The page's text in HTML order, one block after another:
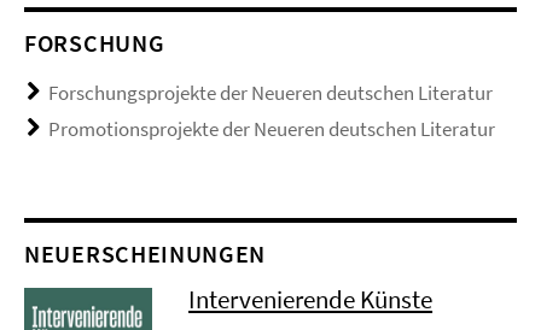
FORSCHUNG
Forschungsprojekte der Neueren deutschen Literatur
Promotionsprojekte der Neueren deutschen Literatur
NEUERSCHEINUNGEN
Intervenierende Künste